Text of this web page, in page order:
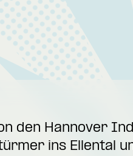
den Hannover
ins Ellental